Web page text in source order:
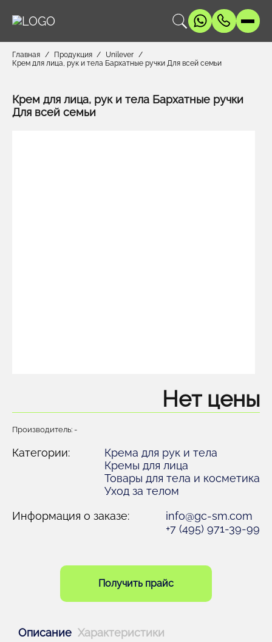
Главная Продукция
Unilever
Крем для лица, рук и тела Бархатные ручки Для всей семьи
Крем для лица, рук и тела Бархатные ручки
Для всей семьи
Нет цены
Производитель: -
Категории:
Крема для рук и тела
Кремы для лица
Товары для тела и косметика
Уход за телом
Информация о заказе:
info@gc-sm.com
+7 (495) 971-39-99
Получить прайс
Описание Характеристики